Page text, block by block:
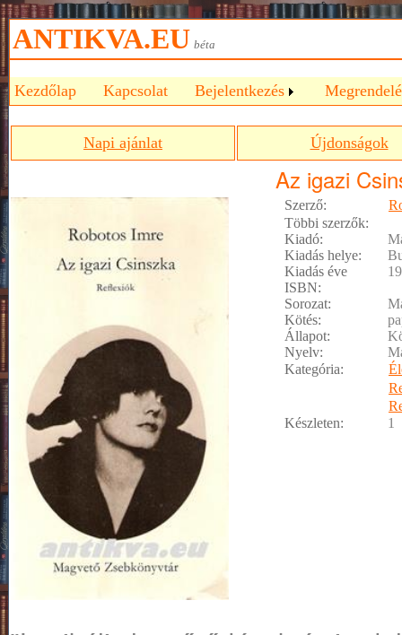
ANTIKVA.EU béta
Kezdőlap Kapcsolat Bejelentkezés
Napi ajánlat Újdonságok
Az igazi
Szerző:
Többi szerzők:
Kiadó:
Kiadás helye:
Kiadás éve
ISBN:
Sorozat:
Kötés:
Állapot:
Nyelv:
Kategória:
Készleten:
1